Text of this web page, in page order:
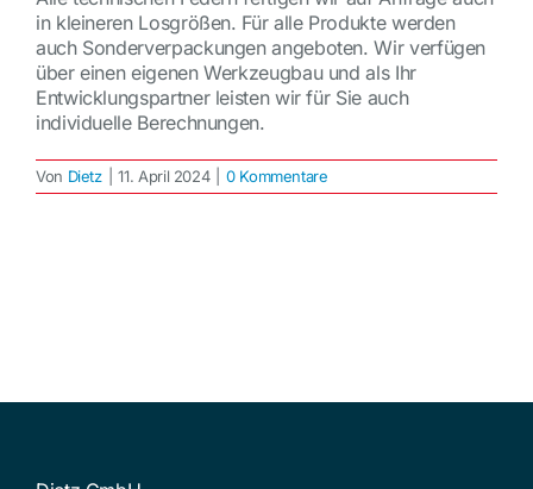
in kleineren Losgrößen. Für alle Produkte werden
auch Sonderverpackungen angeboten. Wir verfügen
über einen eigenen Werkzeugbau und als Ihr
Entwicklungspartner leisten wir für Sie auch
individuelle Berechnungen.
Von Dietz 11. April 2024 0 Kommentare